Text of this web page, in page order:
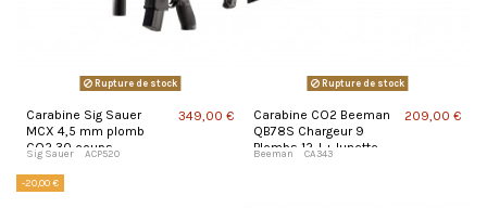
Rupture de stock
Carabine Sig Sauer
MCX 4,5 mm plomb
CO2 30 coups
Sig Sauer ACP520
349,00 €
Rupture de stock
Carabine CO2 Beeman
QB78S Chargeur 9
Plombs 12 J + lunette
Beeman CA343
209,00 €
-20,00 €